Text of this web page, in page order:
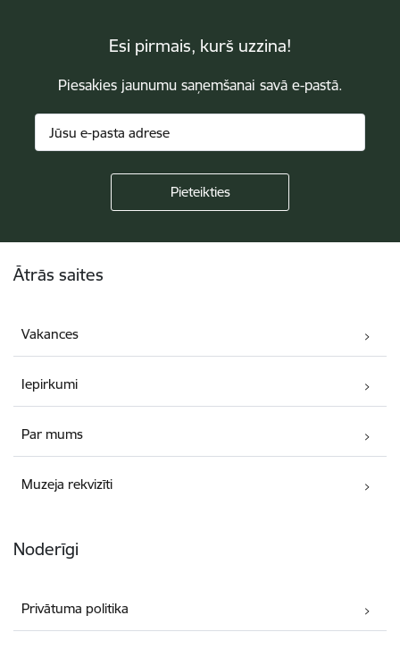
Esi pirmais, kurš uzzina!
Piesakies jaunumu saņemšanai savā e-pastā.
Ātrās saites
Vakances
Iepirkumi
Par mums
Muzeja rekvizīti
Noderīgi
Privātuma politika